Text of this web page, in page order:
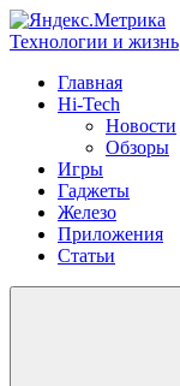
Технологии и жизнь
Главная
Hi-Tech
Новости
Обзоры
Игры
Гаджеты
Железо
Приложения
Статьи